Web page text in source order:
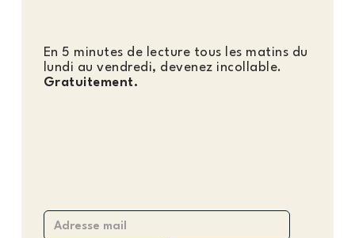
En 5 minutes de lecture tous les matins du
lundi au vendredi, devenez incollable.
Gratuitement.